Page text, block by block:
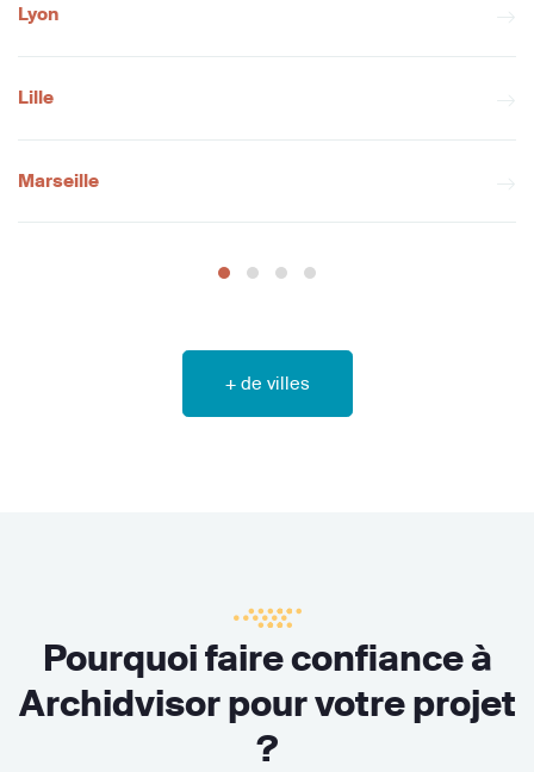
Lyon
Lille
Marseille
+ de villes
Pourquoi faire confiance à
Archidvisor pour votre projet
?